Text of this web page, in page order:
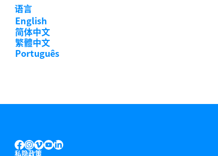
语言
English
简体中文
繁體中文
Português
FACEBOOK
INSTAGRAM
VIMEO
YOUTUBE
LINKEDIN
私隐政策